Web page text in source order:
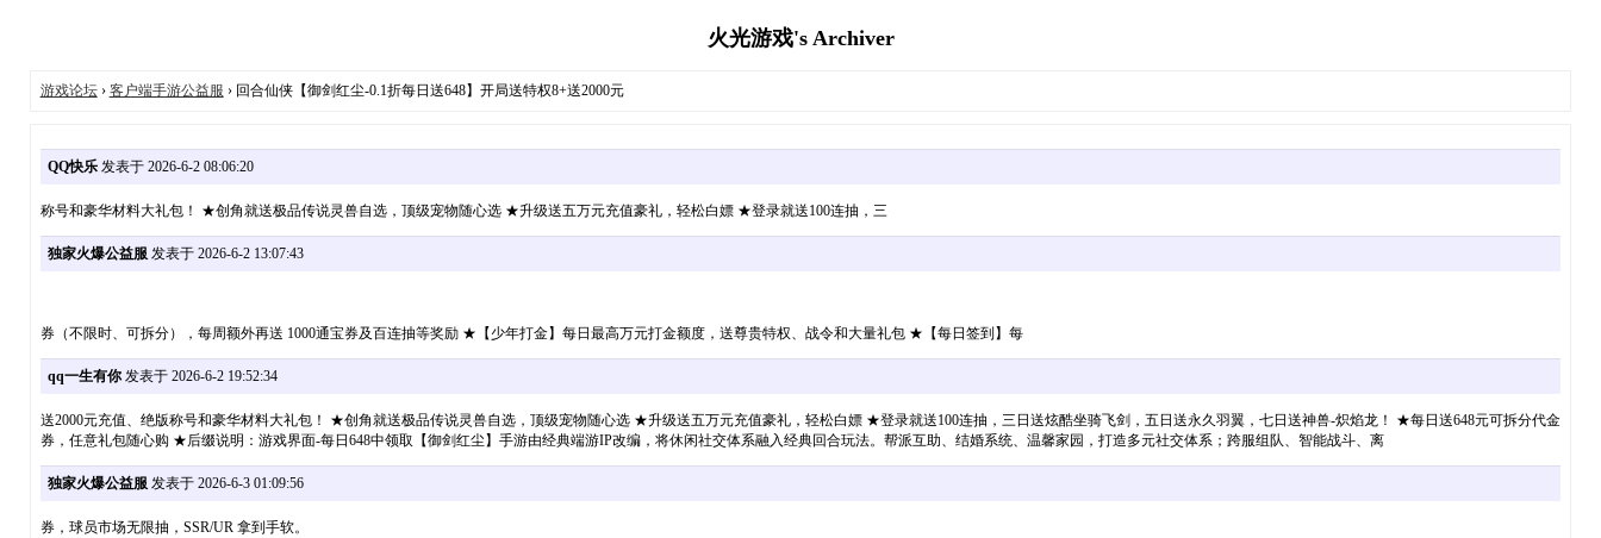
火光游戏's Archiver
游戏论坛› 客户端手游公益服 › 回合仙侠【御剑红尘-0.1折每日送648】开局送特权8+送2000元
QQ快乐发表于 2026-6-2 08:06:20
称号和豪华材料大礼包！ ★创角就送极品传说灵兽自选，顶级宠物随心选 ★升级送五万元充值豪礼，轻松白嫖 ★登录就送100连抽，三
独家火爆公益服发表于 2026-6-2 13:07:43
券（不限时、可拆分），每周额外再送 1000通宝券及百连抽等奖励 ★【少年打金】每日最高万元打金额度，送尊贵特权、战令和大量礼包 ★【每日签到】每
qq一生有你发表于 2026-6-2 19:52:34
送2000元充值、绝版称号和豪华材料大礼包！ ★创角就送极品传说灵兽自选，顶级宠物随心选 ★升级送五万元充值豪礼，轻松白嫖 ★登录就送100连抽，三日送炫酷坐骑飞剑，五日送永久羽翼，七日送神兽-炽焰龙！ ★每日送648元可拆分代金
券，任意礼包随心购 ★后缀说明：游戏界面-每日648中领取【御剑红尘】手游由经典端游IP改编，将休闲社交体系融入经典回合玩法。帮派互助、结婚系统、温馨家园，打造多元社交体系；跨服组队、智能战斗、离
独家火爆公益服发表于 2026-6-3 01:09:56
券，球员市场无限抽，SSR/UR 拿到手软。